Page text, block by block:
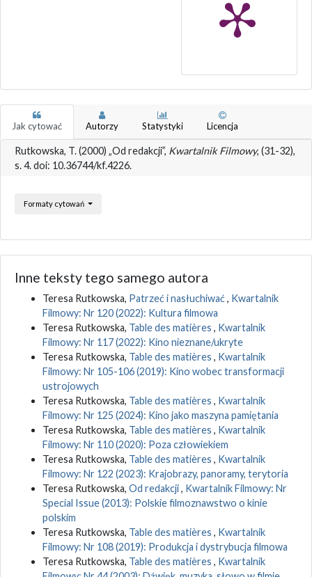
Jak cytować Autorzy Statystyki Licencja
Rutkowska, T. (2000) „Od redakcji”, Kwartalnik Filmowy, (31-32),
s. 4. doi: 10.36744/kf.4226.
Formaty cytowań
Inne teksty tego samego autora
Teresa Rutkowska, Patrzeć i nasłuchiwać, Kwartalnik
Filmowy: Nr 120 (2022): Kultura filmowa
Teresa Rutkowska, Table des matières , Kwartalnik
Filmowy: Nr 117 (2022): Kino nieznane/ukryte
Teresa Rutkowska, Table des matières , Kwartalnik
Filmowy: Nr 105-106 (2019): Kino wobec transformacji
ustrojowych
Teresa Rutkowska, Table des matières , Kwartalnik
Filmowy: Nr 125 (2024): Kino jako maszyna pamiętania
Teresa Rutkowska, Table des matières , Kwartalnik
Filmowy: Nr 110 (2020): Poza człowiekiem
Teresa Rutkowska, Table des matières , Kwartalnik
Filmowy: Nr 122 (2023): Krajobrazy, panoramy, terytoria
Teresa Rutkowska, Od redakcji, Kwartalnik Filmowy: Nr
Special Issue (2013): Polskie filmoznawstwo o kinie
polskim
Teresa Rutkowska, Table des matières , Kwartalnik
Filmowy: Nr 108 (2019): Produkcja i dystrybucja filmowa
Teresa Rutkowska, Table des matières , Kwartalnik